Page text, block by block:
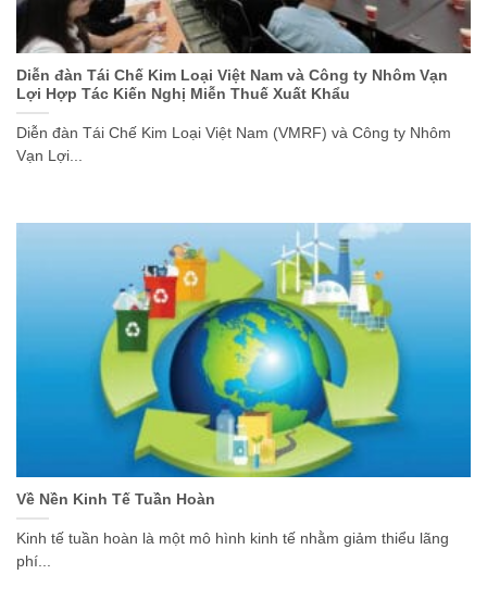
Diễn đàn Tái Chế Kim Loại Việt Nam và Công ty Nhôm Vạn
Lợi Hợp Tác Kiến Nghị Miễn Thuế Xuất Khẩu
Diễn đàn Tái Chế Kim Loại Việt Nam (VMRF) và Công ty Nhôm
Vạn Lợi...
Về Nền Kinh Tế Tuần Hoàn
Kinh tế tuần hoàn là một mô hình kinh tế nhằm giảm thiểu lãng
phí...